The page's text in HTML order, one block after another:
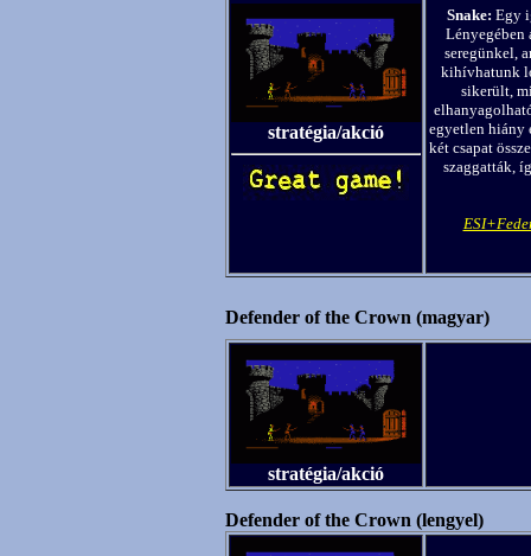
stratégia/akció
Snake: Egy
seregünkel,
kihívhatunk
sikerült,
egyetlen hiány
két csapat
szaggatták,
Defender of the Crown (magyar)
stratégia/akció
Defender of the Crown (lengyel)